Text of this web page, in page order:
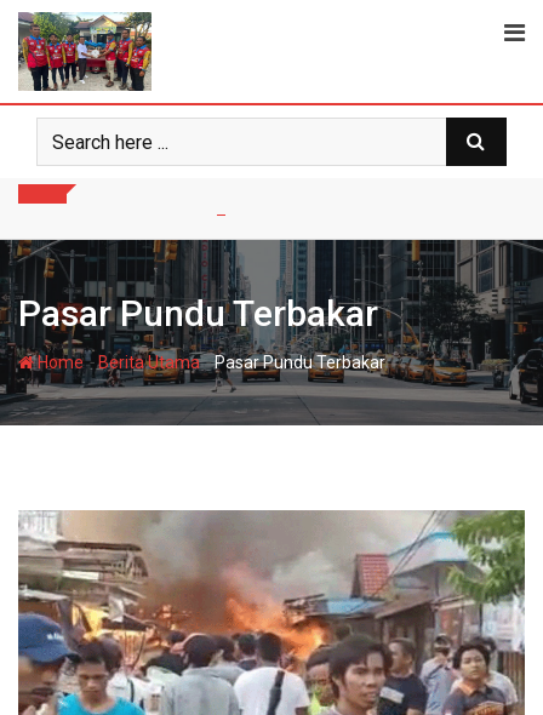
Skip
content
Pasar Pundu Terbakar
Home-Berita Utama-Pasar Pundu Terbakar